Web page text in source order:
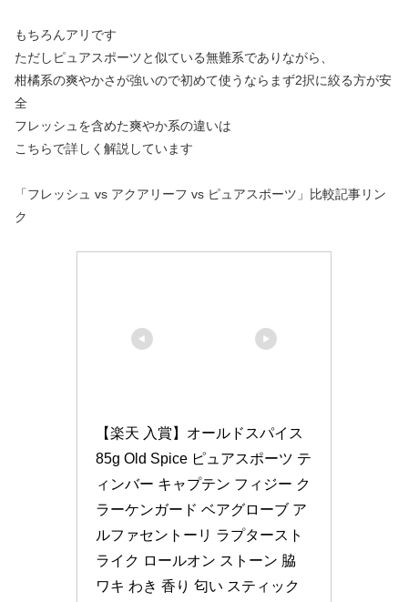
もちろんアリです
ただしピュアスポーツと似ている無難系でありながら、
柑橘系の爽やかさが強いので初めて使うならまず2択に絞る方が安
全
フレッシュを含めた爽やか系の違いは
こちらで詳しく解説しています
「フレッシュ vs アクアリーフ vs ピュアスポーツ」比較記事リン
ク
【楽天 入賞】オールドスパイス
85g Old Spice ピュアスポーツ テ
ィンバー キャプテン フィジー ク
ラーケンガード ベアグローブ ア
ルファセントーリ ラプタースト
ライク ロールオン ストーン 脇
ワキ わき 香り 匂い スティック